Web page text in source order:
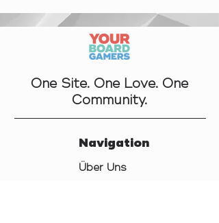
One Site. One Love. One
Community.
Navigation
Über Uns